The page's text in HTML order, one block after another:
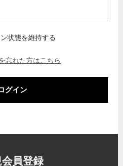
状態を維持する
忘れた方はこちら
グイン
員登録